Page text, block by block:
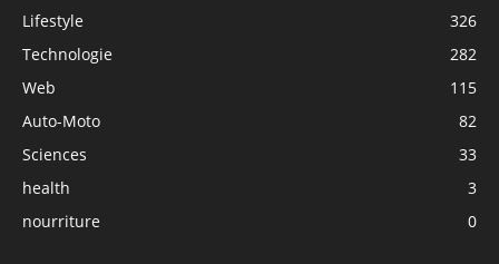
Lifestyle
326
Technologie
282
Web
115
Auto-Moto
82
Sciences
33
health
3
nourriture
0